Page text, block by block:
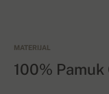
MATERIJAL
100% Pamuk